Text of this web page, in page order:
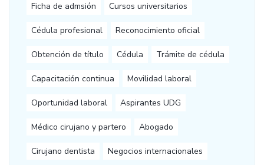
Ficha de admsión Cursos universitarios
Cédula profesional Reconocimiento oficial
Obtención de título Cédula Trámite de cédula
Capacitación continua Movilidad laboral
Oportunidad laboral Aspirantes UDG
Médico cirujano y partero Abogado
Cirujano dentista Negocios internacionales